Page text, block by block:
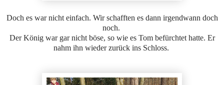
Doch es war nicht einfach. Wir schafften es dann irgendwann doch
noch.
Der König war gar nicht böse, so wie es Tom befürchtet hatte. Er
nahm ihn wieder zurück ins Schloss.